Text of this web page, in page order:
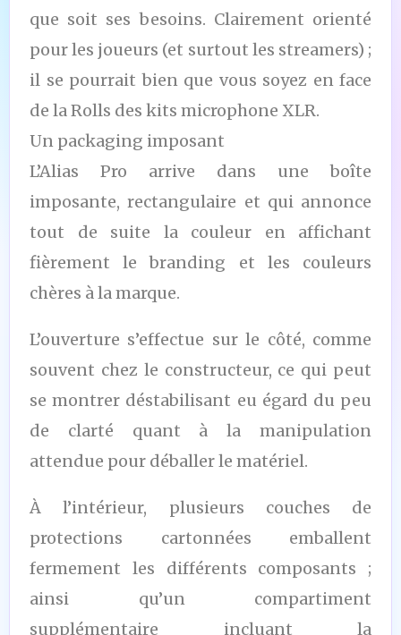
que soit ses besoins. Clairement orienté
pour les joueurs (et surtout les streamers) ;
il se pourrait bien que vous soyez en face
de la Rolls des kits microphone XLR.
Un packaging imposant
L’Alias Pro arrive dans une boîte
imposante, rectangulaire et qui annonce
tout de suite la couleur en affichant
fièrement le branding et les couleurs
chères à la marque.
L’ouverture s’effectue sur le côté, comme
souvent chez le constructeur, ce qui peut
se montrer déstabilisant eu égard du peu
de clarté quant à la manipulation
attendue pour déballer le matériel.
À l’intérieur, plusieurs couches de
protections cartonnées emballent
fermement les différents composants ;
ainsi qu’un compartiment
supplémentaire incluant la